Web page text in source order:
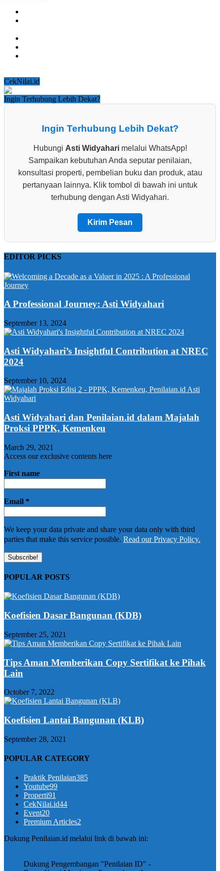
CekNilai.id
Ingin Terhubung Lebih Dekat?
Ingin Terhubung Lebih Dekat?
Hubungi Asti Widyaharimelalui WhatsApp!
Sampaikan kebutuhan Anda seputar penilaian,
konsultasi properti, pembelian buku dan produk, atau
pertanyaan lainnya. Klik tombol di bawah ini untuk
terhubung dengan Asti Widyahari.
Kirim Pesan
EDITOR PICKS
A Professional Journey: Asti Widyahari
September 13, 2024
Asti Widyahari’s Insightful Contribution at NREC
2024
September 10, 2024
Asti Widyahari dan Penilaian.id dalam Majalah
Proksi PPPK, Kemenkeu
March 29, 2021
Access our exclusive contents here
First name
Email *
We keep your data private and share your data only with third
parties that make this service possible. Read our Privacy Policy.
POPULAR POSTS
Koefisien Dasar Bangunan (KDB)
September 25, 2021
Tips Aman Memberikan Copy Sertifikat ke Pihak
Lain
October 7, 2022
Koefisien Lantai Bangunan (KLB)
September 28, 2021
POPULAR CATEGORY
Praktik Penilaian385
Youtube99
Properti91
CekNilai.id44
Event20
Premium Articles2
Dukung Penilaian.id melalui link di bawah ini:
Dukung Pengembangan "Penilaian ID" -